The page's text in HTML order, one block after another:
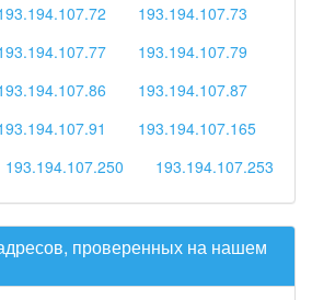
193.194.107.73
193.194.107.79
193.194.107.87
193.194.107.165
193.194.107.250 193.194.107.253
проверенных на нашем